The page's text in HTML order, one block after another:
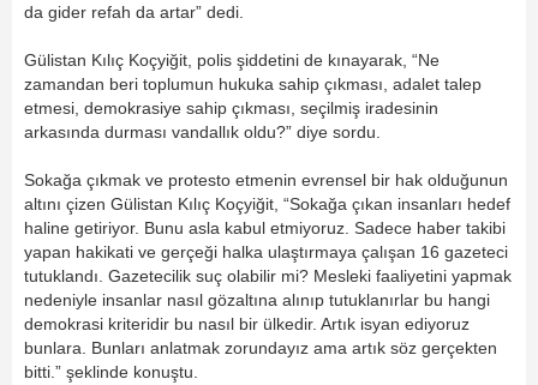
da gider refah da artar” dedi.
Gülistan Kılıç Koçyiğit, polis şiddetini de kınayarak, “Ne
zamandan beri toplumun hukuka sahip çıkması, adalet talep
etmesi, demokrasiye sahip çıkması, seçilmiş iradesinin
arkasında durması vandallık oldu?” diye sordu.
Sokağa çıkmak ve protesto etmenin evrensel bir hak olduğunun
altını çizen Gülistan Kılıç Koçyiğit, “Sokağa çıkan insanları hedef
haline getiriyor. Bunu asla kabul etmiyoruz. Sadece haber takibi
yapan hakikati ve gerçeği halka ulaştırmaya çalışan 16 gazeteci
tutuklandı. Gazetecilik suç olabilir mi? Mesleki faaliyetini yapmak
nedeniyle insanlar nasıl gözaltına alınıp tutuklanırlar bu hangi
demokrasi kriteridir bu nasıl bir ülkedir. Artık isyan ediyoruz
bunlara. Bunları anlatmak zorundayız ama artık söz gerçekten
bitti.” şeklinde konuştu.